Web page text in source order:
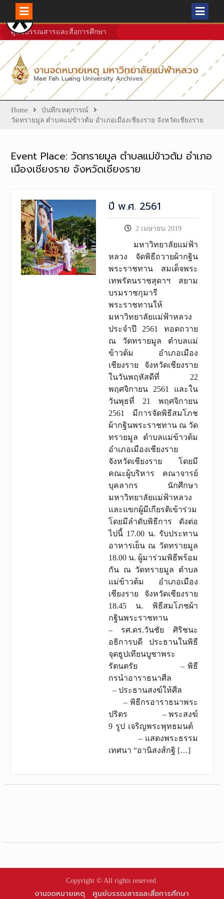
Skip
to
content
ศูนย์บรรณสารและสื่อการศึกษา
Home
บันทึกเหตุการณ์
วัดทรายมูล ตำบลแม่ข้าวต้ม อำเภอเมืองเชียงราย จังหวัดเชียงราย
Event Place: วัดทรายมูล ตำบลแม่ข้าวต้ม อำเภอ
เมืองเชียงราย จังหวัดเชียงราย
ปี พ.ศ. 2561
2 เมษายน 2019
มหาวิทยาลัยแม่ฟ้า
หลวง จัดพิธีถวายผ้ากฐิน
พระราชทาน สมเด็จพระ
เทพรัตนราชสุดาฯ สยาม
บรมราชกุมารี
พระราชทานให้
มหาวิทยาลัยแม่ฟ้าหลวง
ประจำปี 2561 ทอดถวาย
ณ วัดทรายมูล ตำบลแม่
ข้าวต้ม อำเภอเมือง
เชียงราย จังหวัดเชียงราย
ในวันพฤหัสดีที่ 22
พฤศจิกายน 2561 และใน
วันพุธที่ 21 พฤศจิกายน
2561 มีการจัดพิธีสมโภช
ผ้ากฐินพระราชทาน ณ วัด
ทรายมูล ตำบลแม่ข้าวต้ม
อำเภอเมืองเชียงราย
จังหวัดเชียงราย โดยมี
คณะผู้บริหาร คณาจารย์
บุคลากร นักศึกษา
มหาวิทยาลัยแม่ฟ้าหลวง
และแขกผู้มีเกียรติเข้าร่วม
โดยมีลำดับพิธีการ ดังต่อ
ไปนี้ 17.00 น. รับประทาน
อาหารเย็น ณ วัดทรายมูล
18.00 น. ผู้มาร่วมพิธีพร้อม
กัน ณ วัดทรายมูล ตำบล
แม่ข้าวต้ม อำเภอเมือง
เชียงราย จังหวัดเชียงราย
18.45 น. พิธีสมโภชผ้า
กฐินพระราชทาน
– รศ.ดร.วันชัย ศิริชนะ
อธิการบดี ประธานในพิธี
จุดธูปเทียนบูชาพระ
รัตนตรัย – พิธี
กรนําอาราธนาศีล
– ประธานสงฆ์ให้ศีล
– พิธีกรอาราธนาพระ
ปริตร – พระสงฆ์
9 รูป เจริญพระพุทธมนต์
– แสดงพระธรรม
เทศนา “อานิสงส์กฐิ […]
Copyright © All rights reserved.
งานจดหมายเหตุ ศูนย์บรรณสารและสื่อการศึกษา